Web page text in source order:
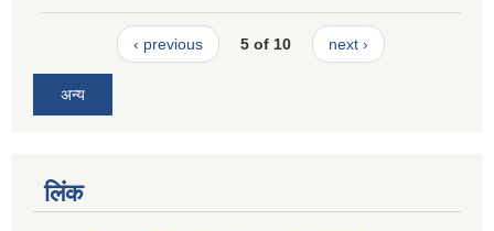
‹ previous 5 of 10 next ›
अन्य
लिंक